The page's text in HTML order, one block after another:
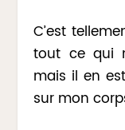
C’est
tout ce qui
mais il en
sur mon